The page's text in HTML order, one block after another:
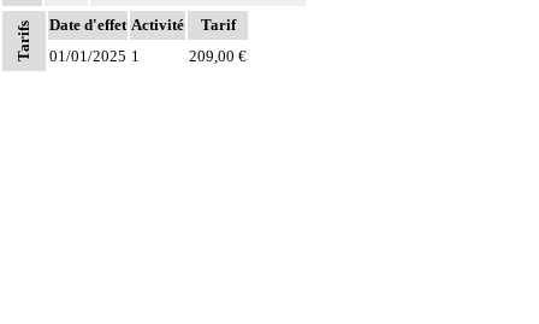
Tarifs Date d'effet Activité
Tarif
01/01/2025 1 209,00 €